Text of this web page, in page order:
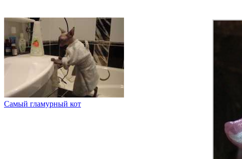
Самый гламурный кот